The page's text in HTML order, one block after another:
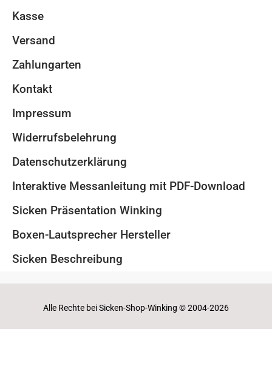
Kasse
Versand
Zahlungarten
Kontakt
Impressum
Widerrufsbelehrung
Datenschutzerklärung
Interaktive Messanleitung mit PDF-Download
Sicken Präsentation Winking
Boxen-Lautsprecher Hersteller
Sicken Beschreibung
Alle Rechte bei Sicken-Shop-Winking © 2004-2026